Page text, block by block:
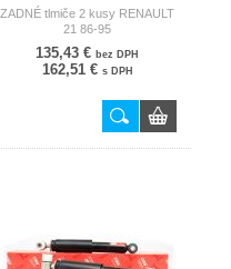
ZADNÉ tlmiče 2 kusy RENAULT
21 86-95
135,43 € bez DPH
162,51 € s DPH